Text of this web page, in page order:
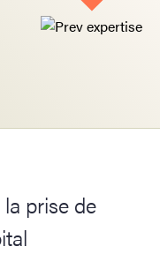
prise de